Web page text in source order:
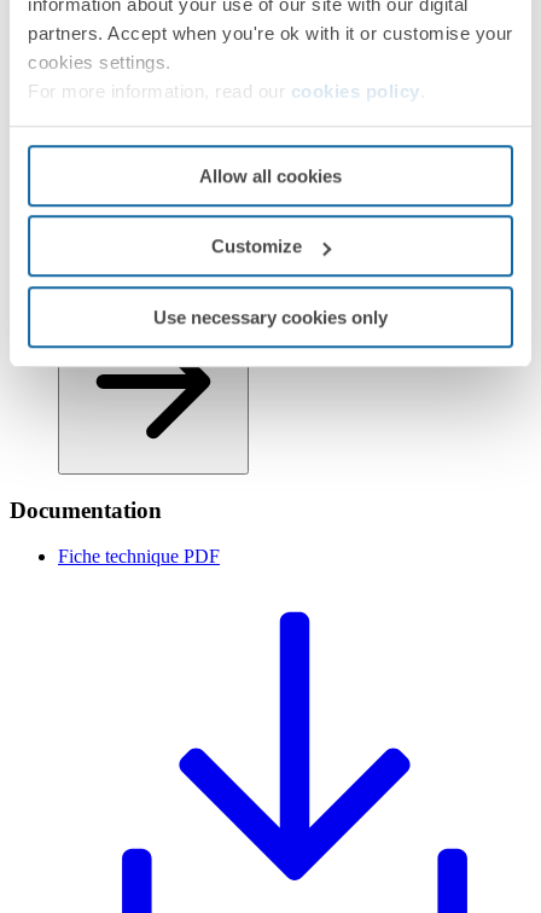
information about your use of our site with our digital
partners. Accept when you're ok with it or customise your
cookies settings.
For more information, read our cookies policy
Allow all cookies
Customize
Use necessary cookies only
Informations logistiques
Documentation
Fiche technique PDF